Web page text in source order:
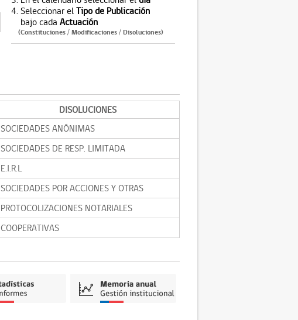
4. Seleccionar el Tipo de Publicación
bajo cada Actuación
(Constituciones / Modificaciones / Disoluciones)
DISOLUCIONES
SOCIEDADES ANÓNIMAS
SOCIEDADES DE RESP. LIMITADA
E.I.R.L
SOCIEDADES POR ACCIONES Y OTRAS
PROTOCOLIZACIONES NOTARIALES
COOPERATIVAS